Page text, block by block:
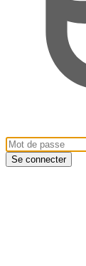
Se connecter